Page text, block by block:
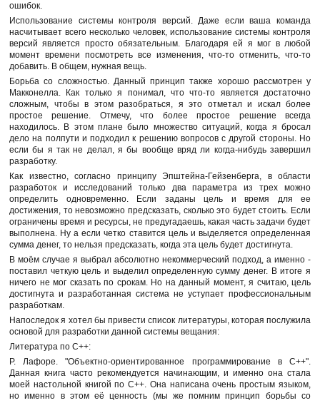
ошибок.
Использование системы контроля версий. Даже если ваша команда
насчитывает всего несколько человек, использование системы контроля
версий является просто обязательным. Благодаря ей я мог в любой
момент времени посмотреть все изменения, что-то отменить, что-то
добавить. В общем, нужная вещь.
Борьба со сложностью. Данный принцип также хорошо рассмотрен у
Макконелла. Как только я понимал, что что-то является достаточно
сложным, чтобы в этом разобраться, я это отметал и искал более
простое решение. Отмечу, что более простое решение всегда
находилось. В этом плане было множество ситуаций, когда я бросал
дело на полпути и подходил к решению вопросов с другой стороны. Но
если бы я так не делал, я бы вообще вряд ли когда-нибудь завершил
разработку.
Как известно, согласно принципу Эпштейна-Гейзенберга, в области
разработок и исследований только два параметра из трех можно
определить одновременно. Если заданы цель и время для ее
достижения, то невозможно предсказать, сколько это будет стоить. Если
ограничены время и ресурсы, не предугадаешь, какая часть задачи будет
выполнена. Ну а если четко ставится цель и выделяется определенная
сумма денег, то нельзя предсказать, когда эта цель будет достигнута.
В моём случае я выбрал абсолютно некоммерческий подход, а именно -
поставил четкую цель и выделил определенную сумму денег. В итоге я
ничего не мог сказать по срокам. Но на данный момент, я считаю, цель
достигнута и разработанная система не уступает профессиональным
разработкам.
Напоследок я хотел бы привести список литературы, которая послужила
основой для разработки данной системы вещания:
Литература по С++:
Р. Лафоре. "Объектно-ориентированное программирование в С++".
Данная книга часто рекомендуется начинающим, и именно она стала
моей настольной книгой по С++. Она написана очень простым языком,
но именно в этом её ценность (мы же помним принцип борьбы со